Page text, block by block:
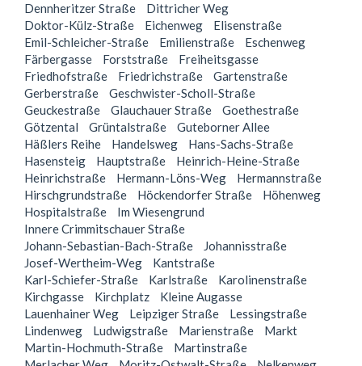
Dennheritzer Straße
Dittricher Weg
Doktor-Külz-Straße
Eichenweg
Elisenstraße
Emil-Schleicher-Straße
Emilienstraße
Eschenweg
Färbergasse
Forststraße
Freiheitsgasse
Friedhofstraße
Friedrichstraße
Gartenstraße
Gerberstraße
Geschwister-Scholl-Straße
Geuckestraße
Glauchauer Straße
Goethestraße
Götzental
Grüntalstraße
Guteborner Allee
Häßlers Reihe
Handelsweg
Hans-Sachs-Straße
Hasensteig
Hauptstraße
Heinrich-Heine-Straße
Heinrichstraße
Hermann-Löns-Weg
Hermannstraße
Hirschgrundstraße
Höckendorfer Straße
Höhenweg
Hospitalstraße
Im Wiesengrund
Innere Crimmitschauer Straße
Johann-Sebastian-Bach-Straße
Johannisstraße
Josef-Wertheim-Weg
Kantstraße
Karl-Schiefer-Straße
Karlstraße
Karolinenstraße
Kirchgasse
Kirchplatz
Kleine Augasse
Lauenhainer Weg
Leipziger Straße
Lessingstraße
Lindenweg
Ludwigstraße Marienstraße
Markt
Martin-Hochmuth-Straße
Martinstraße